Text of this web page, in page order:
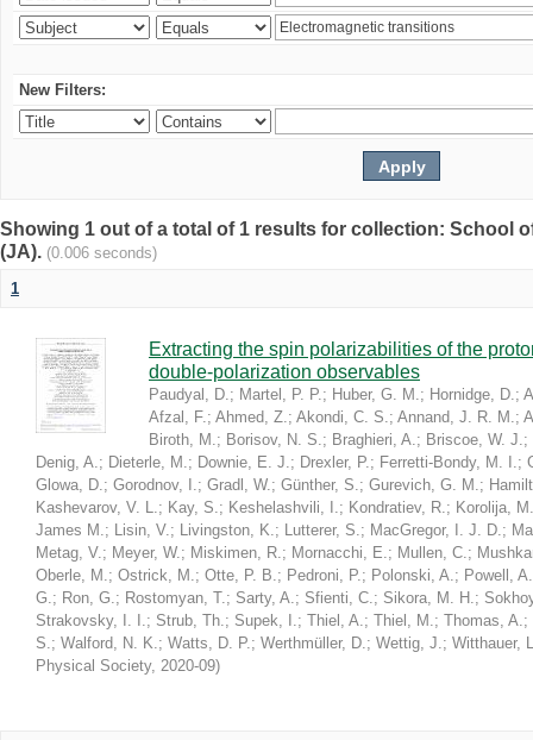
New Filters:
Showing 1 out of a total of 1 results for collection: School
(JA). (0.006 seconds)
1
Extracting the spin polarizabilities of the
double-polarization observables
Paudyal, D.; Martel, P. P.; Huber, G. M.; Hornidge, D.;
Afzal, F.; Ahmed, Z.; Akondi, C. S.; Annand, J. R. M.;
Biroth, M.; Borisov, N. S.; Braghieri, A.; Briscoe, W. J.;
Denig, A.; Dieterle, M.; Downie, E. J.; Drexler, P.; Ferretti-Bondy, M. I.;
Glowa, D.; Gorodnov, I.; Gradl, W.; Günther, S.; Gurevich, G. M.;
Kashevarov, V. L.; Kay, S.; Keshelashvili, I.; Kondratiev, R.; Korolija, M.
James M.; Lisin, V.; Livingston, K.; Lutterer, S.; MacGregor, I. J. D.;
Metag, V.; Meyer, W.; Miskimen, R.; Mornacchi, E.; Mullen, C.;
Oberle, M.; Ostrick, M.; Otte, P. B.; Pedroni, P.; Polonski, A.; Powell, A.
G.; Ron, G.; Rostomyan, T.; Sarty, A.; Sfienti, C.; Sikora, M. H.;
Strakovsky, I. I.; Strub, Th.; Supek, I.; Thiel, A.; Thiel, M.; Thomas, A.;
S.; Walford, N. K.; Watts, D. P.; Werthmüller, D.; Wettig, J.; Witthauer,
Physical Society, 2020-09)